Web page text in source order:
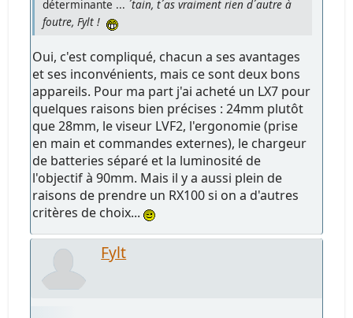
déterminante ... ´tain, t´as vraiment rien d´autre à
foutre, Fylt !
Oui, c'est compliqué, chacun a ses avantages
et ses inconvénients, mais ce sont deux bons
appareils. Pour ma part j'ai acheté un LX7 pour
quelques raisons bien précises : 24mm plutôt
que 28mm, le viseur LVF2, l'ergonomie (prise
en main et commandes externes), le chargeur
de batteries séparé et la luminosité de
l'objectif à 90mm. Mais il y a aussi plein de
raisons de prendre un RX100 si on a d'autres
critères de choix...
Fylt